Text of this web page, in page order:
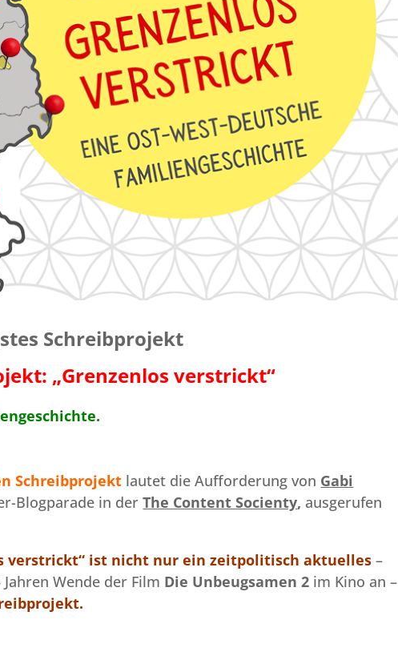
Schreibprojekt
„Grenzenlos verstrickt“
Schreibprojekt lautet die Aufforderung von Gabi
Blogparade in derThe Content Socienty, ausgerufen
verstrickt“ ist nicht nur ein zeitpolitisch aktuelles –
Wende der Film Die Unbeugsamen 2 im Kino an –